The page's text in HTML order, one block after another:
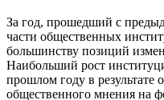
За год, прошедший с
части общественных
большинству позиций
Наибольший рост
прошлом году в результате
общественного мнения на